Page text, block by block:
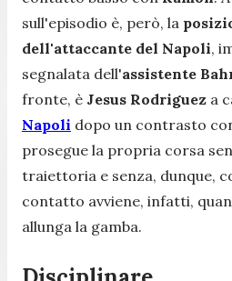
sull'episodio è, però, la
dell'attaccante del Napoli,
segnalata dell'assistente
fronte, è Jesus Rodriguez a
Napoli dopo un contrasto
prosegue la propria corsa
traiettoria e senza, dunque,
contatto avviene, infatti,
allunga la gamba.